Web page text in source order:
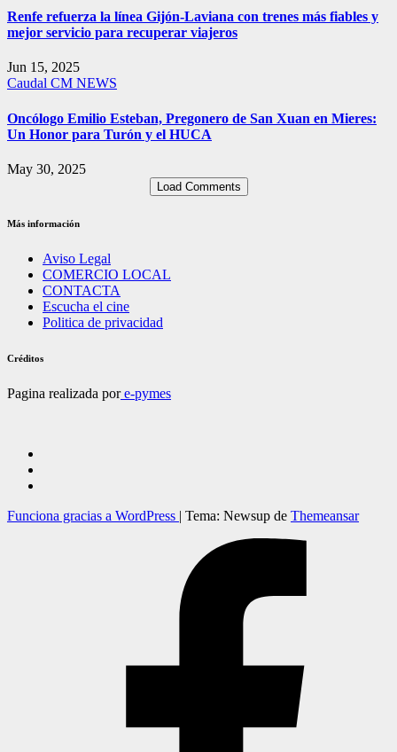
Renfe refuerza la línea Gijón-Laviana con trenes más fiables y
mejor servicio para recuperar viajeros
Jun 15, 2025
Caudal CM NEWS
Oncólogo Emilio Esteban, Pregonero de San Xuan en Mieres:
Un Honor para Turón y el HUCA
May 30, 2025
Load Comments
Más información
Aviso Legal
COMERCIO LOCAL
CONTACTA
Escucha el cine
Politica de privacidad
Créditos
Pagina realizada pore-pymes
Funciona gracias a WordPress | Tema: Newsup de Themeansar